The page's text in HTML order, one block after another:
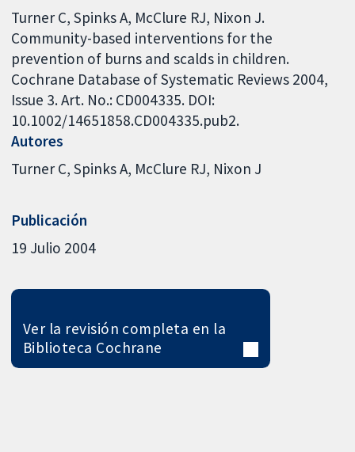
Turner C, Spinks A, McClure RJ, Nixon J.
Community-based interventions for the
prevention of burns and scalds in children.
Cochrane Database of Systematic Reviews 2004,
Issue 3. Art. No.: CD004335. DOI:
10.1002/14651858.CD004335.pub2.
Autores
Turner C Spinks A McClure RJ Nixon J
Publicación
19 Julio 2004
Ver la revisión completa en la
Biblioteca Cochrane